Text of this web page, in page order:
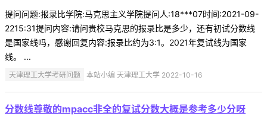
提问问题:报录比学院:马克思主义学院提问人:18***07时间:2021-09-
2215:31提问内容:请问贵校马克思的报录比是多少，还有初试分数线
是国家线吗，感谢回复内容:报录比约为3:1。2021年复试线为国家
线。 ...
天津理工大学考研问题 本站小编 天津理工大学 2022-10-16
分数线尊敬的mpacc非全的复试分数大概是参考多少分呀